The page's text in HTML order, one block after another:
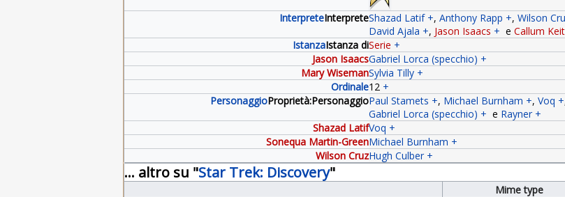
InterpreteInterpreteShazad Latif +, Anthony Rapp +, Wilson
David Ajala +, Jason Isaacs + e Callum
IstanzaIstanza diSerie +
Jason IsaacsGabriel Lorca (specchio) +
Mary WisemanSylvia Tilly +
Ordinale12 +
PersonaggioProprietà:PersonaggioPaul Stamets +, Michael Burnham +, Voq +
Gabriel Lorca (specchio) + e Rayner +
Shazad LatifVoq +
Sonequa Martin-GreenMichael Burnham +
Wilson CruzHugh Culber +
... altro su "Star Trek: Discovery"
Mime type